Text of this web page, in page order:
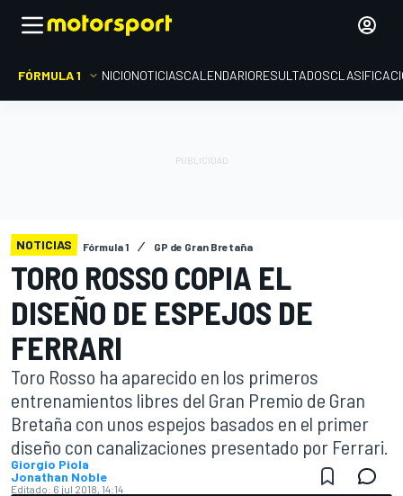
FÓRMULA 1 INICIONOTICIASCALENDARIORESULTADOS
NOTICIAS Fórmula 1 GP de Gran Bretaña
TORO ROSSO COPIA EL
DISEÑO DE ESPEJOS DE
FERRARI
Toro Rosso ha aparecido en los primeros
entrenamientos libres del Gran Premio de Gran
Bretaña con unos espejos basados en el primer
diseño con canalizaciones presentado por Ferrari.
Giorgio Piola
Jonathan Noble
Editado: 6 jul 2018, 14:14